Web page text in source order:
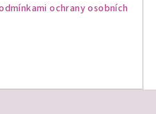
ochrany osobních